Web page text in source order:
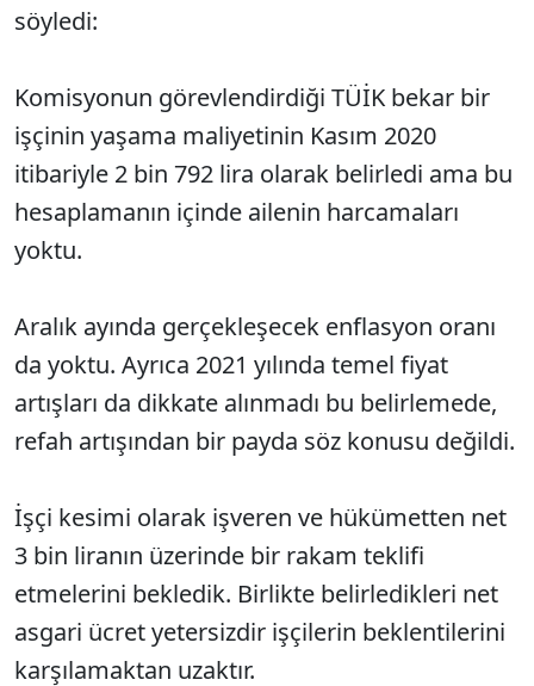
söyledi:
Komisyonun görevlendirdiği TÜİK bekar bir
işçinin yaşama maliyetinin Kasım 2020
itibariyle 2 bin 792 lira olarak belirledi ama bu
hesaplamanın içinde ailenin harcamaları
yoktu.
Aralık ayında gerçekleşecek enflasyon oranı
da yoktu. Ayrıca 2021 yılında temel fiyat
artışları da dikkate alınmadı bu belirlemede,
refah artışından bir payda söz konusu değildi.
İşçi kesimi olarak işveren ve hükümetten net
3 bin liranın üzerinde bir rakam teklifi
etmelerini bekledik. Birlikte belirledikleri net
asgari ücret yetersizdir işçilerin beklentilerini
karşılamaktan uzaktır.